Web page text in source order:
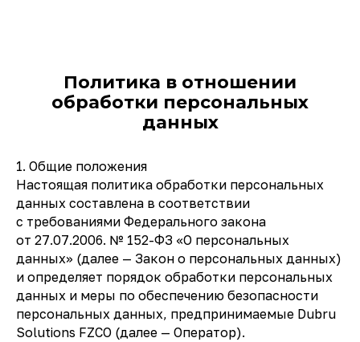
Политика в отношении
обработки персональных
данных
1. Общие положения
Настоящая политика обработки персональных
данных составлена в соответствии
с требованиями Федерального закона
от 27.07.2006. № 152-ФЗ «О персональных
данных» (далее — Закон о персональных данных)
и определяет порядок обработки персональных
данных и меры по обеспечению безопасности
персональных данных, предпринимаемые Dubru
Solutions FZCO (далее — Оператор).